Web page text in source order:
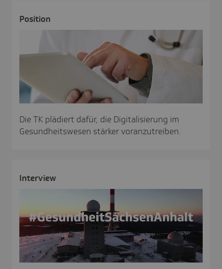
Posi­tion
Die TK plädiert dafür, die Digitalisierung im
Gesundheitswesen stärker voranzutreiben.
Inter­view